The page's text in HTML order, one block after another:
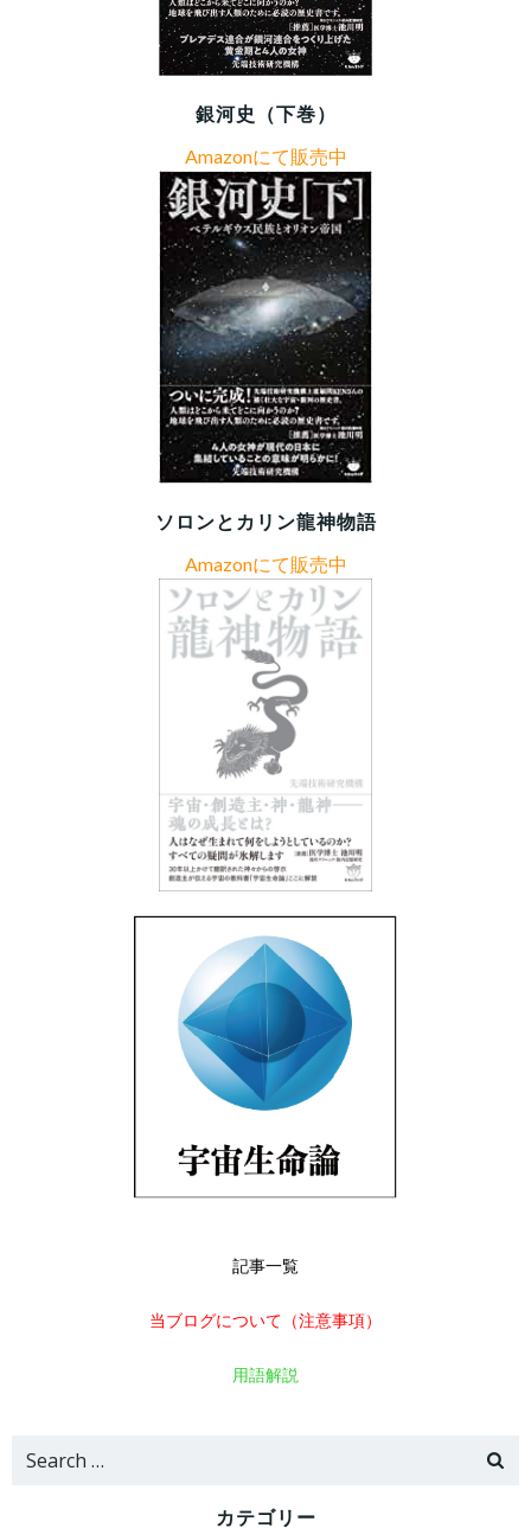
銀河史（下巻）
Amazonにて販売中
ソロンとカリン龍神物語
Amazonにて販売中
記事一覧
当ブログについて（注意事項）
用語解説
Search
カテゴリー